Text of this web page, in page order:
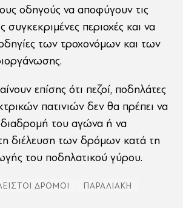
οδηγούς να αποφύγουν τις
συγκεκριμένες περιοχές και να
των τροχονόμων και των
επίσης ότι πεζοί, ποδηλάτες
πατινιών δεν θα πρέπει να
διαδρομή του αγώνα ή να
διέλευση των δρόμων κατά τη
του ποδηλατικού γύρου.
ΔΡΟΜΟΙ ΠΑΡΑΛΙΑΚΗ